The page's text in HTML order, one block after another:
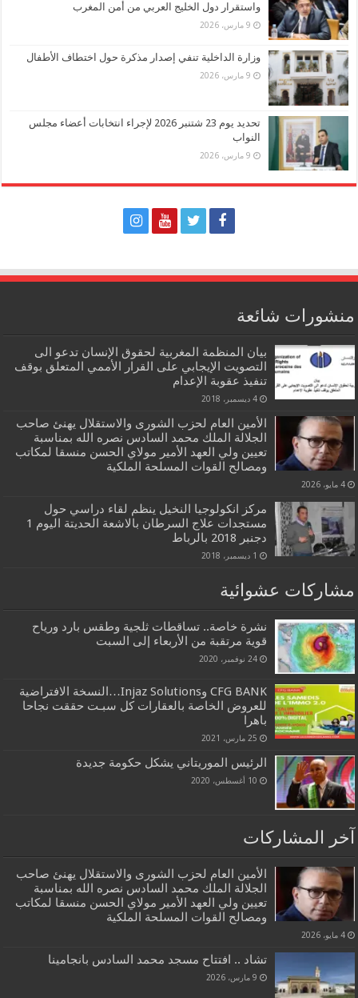
واستقرار دول الخليج العربي من أمن المغرب
9 مارس، 2026
وزارة الداخلية تنفي إصدار مذكرة حول اختطاف الأطفال
9 مارس، 2026
تحديد يوم 23 شتنبر 2026 لإجراء انتخابات أعضاء مجلس
النواب
9 مارس، 2026
منشورات شائعة
بيان المنظمة المغربية لحقوق الإنسان تدعو الى
التصويت الإيجابي على القرار الأممي المتعلق بوقف
تنفيذ عقوبة الإعدام
4 ديسمبر، 2018
الأمين العام لحزب الشورى والاستقلال يهنئ صاحب
الجلالة الملك محمد السادس نصره الله بمناسبة
تعيين ولي العهد الأمير مولاي الحسن منسقا لمكاتب
ومصالح القوات المسلحة الملكية
4 مايو، 2026
مركز انكولوجيا النخيل ينظم لقاء دراسي حول
مستجدات علاج السرطان بالاشعة الحديتة اليوم 1
دجنبر 2018 بالرباط
1 ديسمبر، 2018
مشاركات عشوائية
نشرة خاصة.. تساقطات ثلجية وطقس بارد ورياح
قوية مرتقبة من الأربعاء إلى السبت
24 نوفمبر، 2020
CFG BANK وInjaz Solutions…النسخة الافتراضية
للعروض الخاصة بالعقارات كل سبـت حققت نجاحا
باهرا
25 مارس، 2021
الرئيس الموريتاني يشكل حكومة جديدة
10 أغسطس، 2020
آخر المشاركات
الأمين العام لحزب الشورى والاستقلال يهنئ صاحب
الجلالة الملك محمد السادس نصره الله بمناسبة
تعيين ولي العهد الأمير مولاي الحسن منسقا لمكاتب
ومصالح القوات المسلحة الملكية
4 مايو، 2026
تشاد .. افتتاح مسجد محمد السادس بانجامينا
9 مارس، 2026